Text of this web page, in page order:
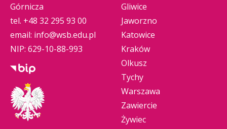
Górnicza
tel. +48 32 295 93 00
email: info@wsb.edu.pl
NIP: 629-10-88-993
Gliwice
Jaworzno
Katowice
Kraków
Olkusz
Tychy
Warszawa
Zawiercie
Żywiec